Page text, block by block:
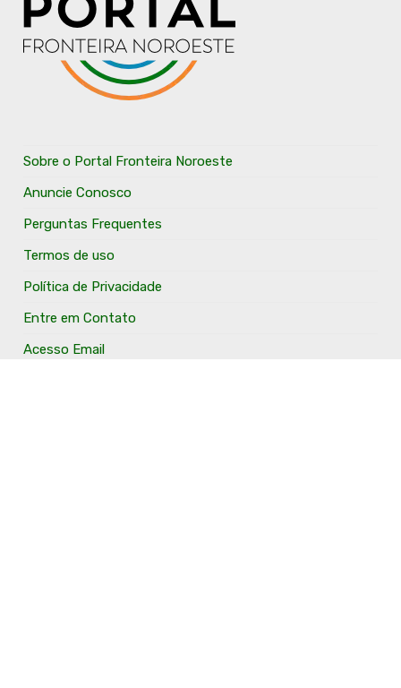
Sobre o Portal Fronteira Noroeste
Anuncie Conosco
Perguntas Frequentes
Termos de uso
Política de Privacidade
Entre em Contato
Acesso Email